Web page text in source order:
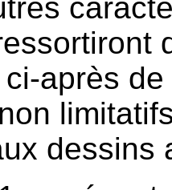
après
dessins